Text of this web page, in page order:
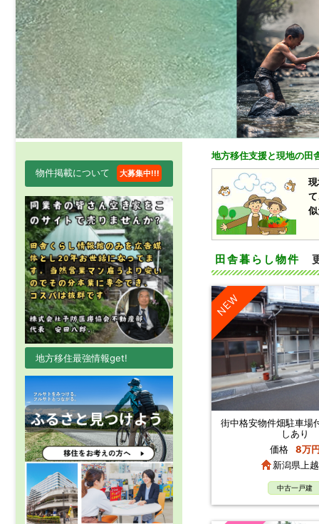
地方移住支援と現地の田
田舎暮らし物件
街中格安物件畑駐車場
しあり
価格
8万
NEW
新潟県上
中古一戸建
物件掲載について 大募集中!!!
地方移住最強情報get!